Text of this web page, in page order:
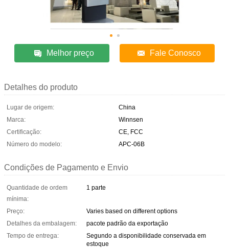
Melhor preço Fale Conosco
Detalhes do produto
Lugar de origem:
China
Marca:
Winnsen
Certificação:
CE, FCC
Número do modelo:
APC-06B
Condições de Pagamento e Envio
Quantidade de ordem
mínima:
1 parte
Preço:
Varies based on different options
Detalhes da embalagem:
pacote padrão da exportação
Tempo de entrega:
Segundo a disponibilidade conservada em
estoque